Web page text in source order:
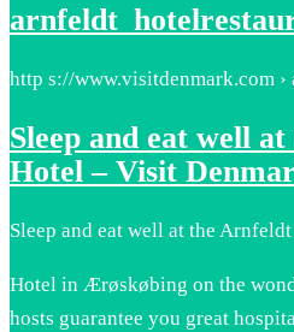
http s://www.visitdenmark.com
Sleep and eat well
Hotel – Visit
Sleep and eat well at the
Hotel in Ærøskøbing on the
hosts guarantee you great